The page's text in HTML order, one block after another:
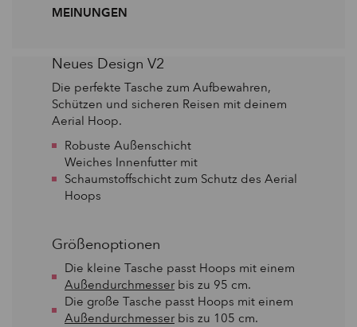
MEINUNGEN
Neues Design V2
Die perfekte Tasche zum Aufbewahren,
Schützen und sicheren Reisen mit deinem
Aerial Hoop.
Robuste Außenschicht
Weiches Innenfutter mit
Schaumstoffschicht zum Schutz des Aerial
Hoops
Größenoptionen
Die kleine Tasche passt Hoops mit einem
Außendurchmesserbis zu 95 cm.
Die große Tasche passt Hoops mit einem
Außendurchmesserbis zu 105 cm.